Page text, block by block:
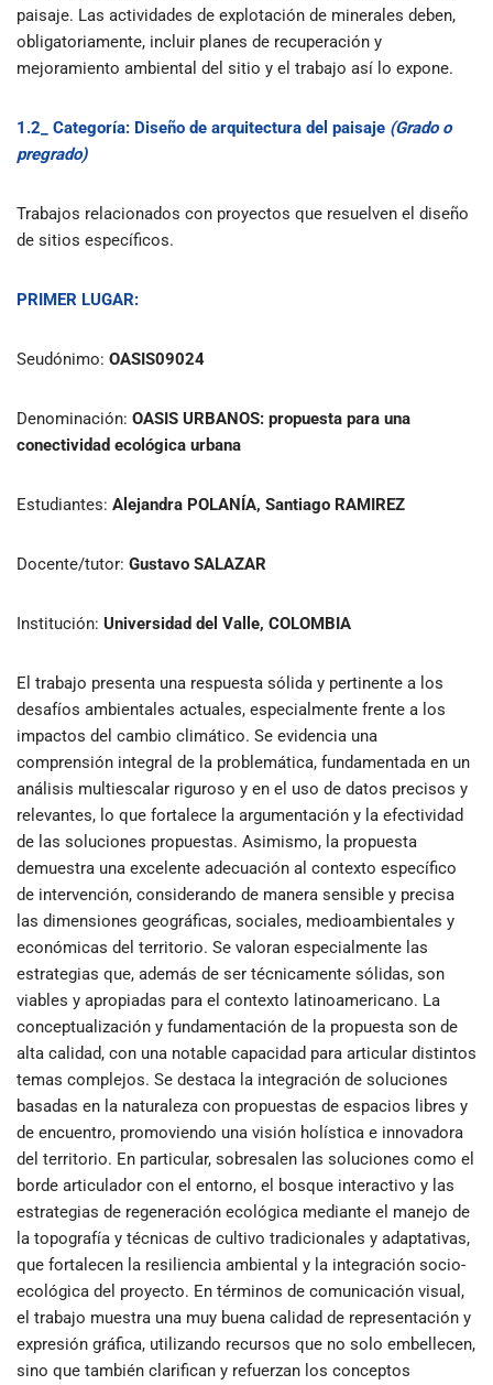
paisaje. Las actividades de explotación de minerales deben,
obligatoriamente, incluir planes de recuperación y
mejoramiento ambiental del sitio y el trabajo así lo expone.
1.2_ Categoría: Diseño de arquitectura del paisaje (Grado o
pregrado)
Trabajos relacionados con proyectos que resuelven el diseño
de sitios específicos.
PRIMER LUGAR:
Seudónimo: OASIS09024
Denominación: OASIS URBANOS: propuesta para una
conectividad ecológica urbana
Estudiantes: Alejandra POLANÍA, Santiago RAMIREZ
Docente/tutor: Gustavo SALAZAR
Institución: Universidad del Valle, COLOMBIA
El trabajo presenta una respuesta sólida y pertinente a los
desafíos ambientales actuales, especialmente frente a los
impactos del cambio climático. Se evidencia una
comprensión integral de la problemática, fundamentada en un
análisis multiescalar riguroso y en el uso de datos precisos y
relevantes, lo que fortalece la argumentación y la efectividad
de las soluciones propuestas. Asimismo, la propuesta
demuestra una excelente adecuación al contexto específico
de intervención, considerando de manera sensible y precisa
las dimensiones geográficas, sociales, medioambientales y
económicas del territorio. Se valoran especialmente las
estrategias que, además de ser técnicamente sólidas, son
viables y apropiadas para el contexto latinoamericano. La
conceptualización y fundamentación de la propuesta son de
alta calidad, con una notable capacidad para articular distintos
temas complejos. Se destaca la integración de soluciones
basadas en la naturaleza con propuestas de espacios libres y
de encuentro, promoviendo una visión holística e innovadora
del territorio. En particular, sobresalen las soluciones como el
borde articulador con el entorno, el bosque interactivo y las
estrategias de regeneración ecológica mediante el manejo de
la topografía y técnicas de cultivo tradicionales y adaptativas,
que fortalecen la resiliencia ambiental y la integración socio-
ecológica del proyecto. En términos de comunicación visual,
el trabajo muestra una muy buena calidad de representación y
expresión gráfica, utilizando recursos que no solo embellecen,
sino que también clarifican y refuerzan los conceptos